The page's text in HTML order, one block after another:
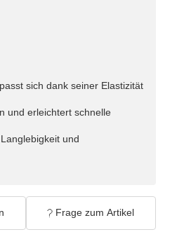
sich dank seiner Elastizität
und erleichtert schnelle
und
Frage zum Artikel